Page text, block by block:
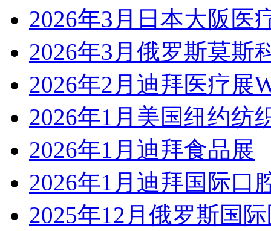
2026年3月日本大阪医
2026年3月俄罗斯莫斯
2026年2月迪拜医疗展
2026年1月美国纽约纺
2026年1月迪拜食品展
2026年1月迪拜国际口
2025年12月俄罗斯国